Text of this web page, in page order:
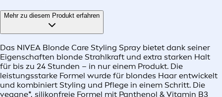
Mehr zu diesem Produkt erfahren
Das NIVEA Blonde Care Styling Spray bietet dank seiner
Eigenschaften blonde Strahlkraft und extra starken Halt
für bis zu 24 Stunden – in nur einem Produkt. Die
leistungsstarke Formel wurde für blondes Haar entwickelt
und kombiniert Styling und Pflege in einem Schritt. Die
vegane*, silikonfreie Formel mit Panthenol & Vitamin B3